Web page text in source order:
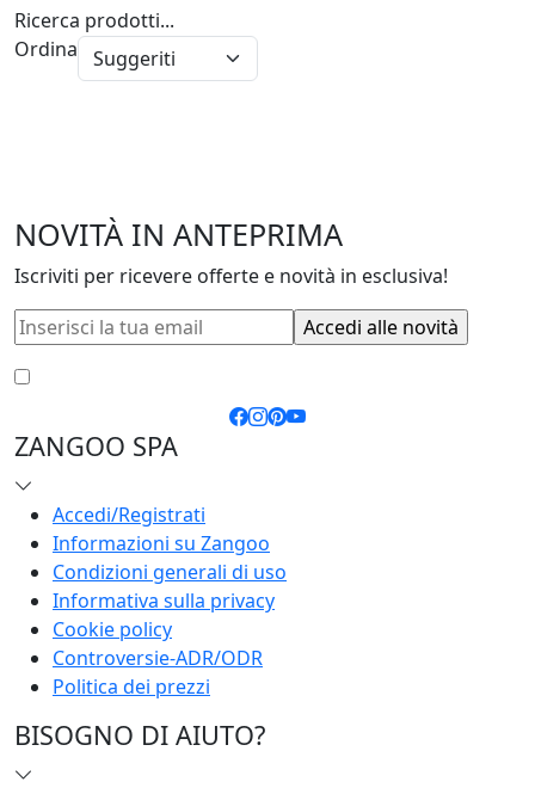
Ricerca prodotti...
Ordina
NOVITÀ IN ANTEPRIMA
Iscriviti per ricevere offerte e novità in esclusiva!
ZANGOO SPA
Accedi/Registrati
Informazioni su Zangoo
Condizioni generali di uso
Informativa sulla privacy
Cookie policy
Controversie-ADR/ODR
Politica dei prezzi
BISOGNO DI AIUTO?